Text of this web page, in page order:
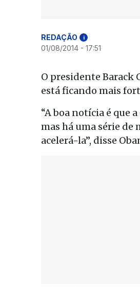
REDAÇÃO i
01/08/2014 - 17:51
O presidente Barack
está ficando mais
“A boa notícia é que
mas há uma série de
acelerá-la”, disse